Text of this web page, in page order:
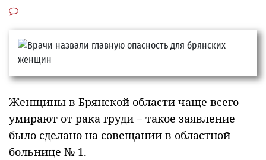
Женщины в Брянской области чаще всего
умирают от рака груди − такое заявление
было сделано на совещании в областной
больнице № 1.